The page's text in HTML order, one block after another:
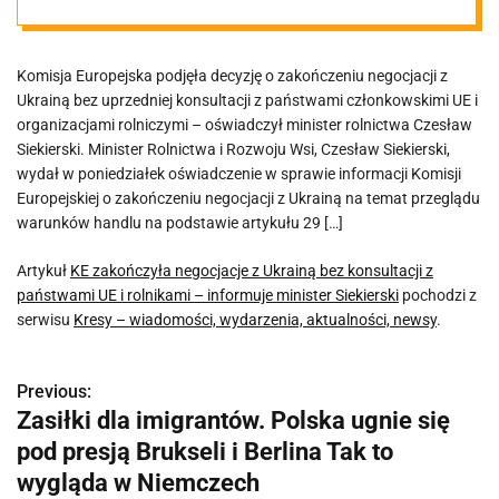
państwami UE i
rolnikami –
informuje
minister
Siekierski
Komisja Europejska podjęła decyzję o zakończeniu negocjacji z
Ukrainą bez uprzedniej konsultacji z państwami członkowskimi UE i
organizacjami rolniczymi – oświadczył minister rolnictwa Czesław
Siekierski. Minister Rolnictwa i Rozwoju Wsi, Czesław Siekierski,
wydał w poniedziałek oświadczenie w sprawie informacji Komisji
Europejskiej o zakończeniu negocjacji z Ukrainą na temat przeglądu
warunków handlu na podstawie artykułu 29 […]
Artykuł KE zakończyła negocjacje z Ukrainą bez konsultacji z
państwami UE i rolnikami – informuje minister Siekierski pochodzi z
serwisu Kresy – wiadomości, wydarzenia, aktualności, newsy.
N
a
w
Previous:
Zasiłki dla imigrantów. Polska ugnie się
pod presją Brukseli i Berlina Tak to
wygląda w Niemczech